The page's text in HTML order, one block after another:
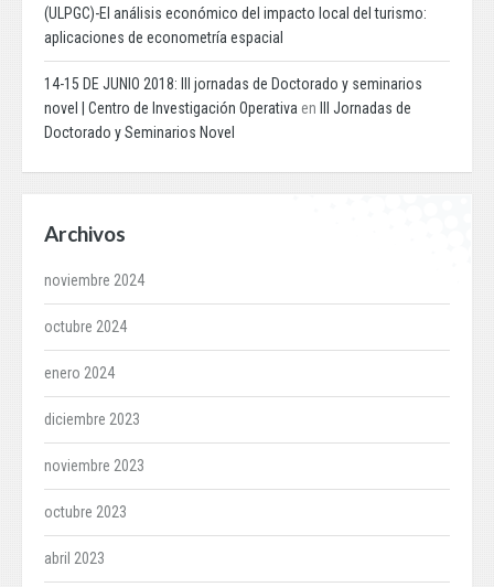
(ULPGC)-El análisis económico del impacto local del turismo:
aplicaciones de econometría espacial
14-15 DE JUNIO 2018: III jornadas de Doctorado y seminarios
novel | Centro de Investigación Operativa en
III Jornadas de
Doctorado y Seminarios Novel
Archivos
noviembre 2024
octubre 2024
enero 2024
diciembre 2023
noviembre 2023
octubre 2023
abril 2023